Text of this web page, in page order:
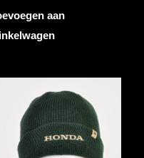
aan